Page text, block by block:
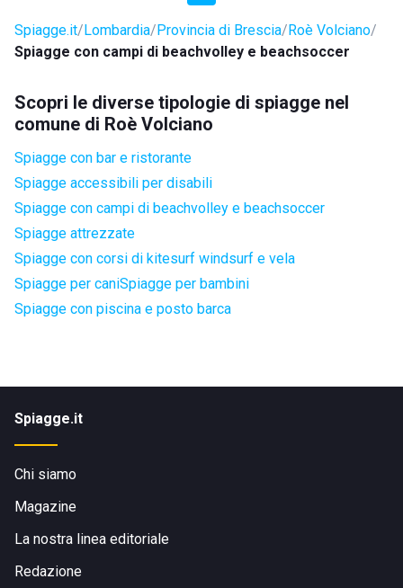
Spiagge.it Lombardia Provincia di Brescia Roè Volciano
Spiagge con campi di beachvolley e beachsoccer
Scopri le diverse tipologie di spiagge nel
comune di Roè Volciano
Spiagge con bar e ristorante
Spiagge accessibili per disabili
Spiagge con campi di beachvolley e beachsoccer
Spiagge attrezzate
Spiagge con corsi di kitesurf windsurf e vela
Spiagge per caniSpiagge per bambini
Spiagge con piscina e posto barca
Spiagge.it
Chi siamo
Magazine
La nostra linea editoriale
Redazione